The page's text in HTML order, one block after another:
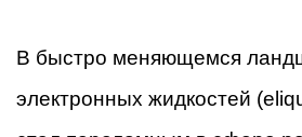
В быстро меняющемся
электронных жидкостей